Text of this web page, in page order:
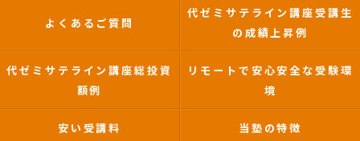
よくあるご質問
代ゼミサテライン講座受講生
の成績上昇例
代ゼミサテライン講座総投資
額例
リモートで安心安全な受験環
境
安い受講料 当塾の特徴